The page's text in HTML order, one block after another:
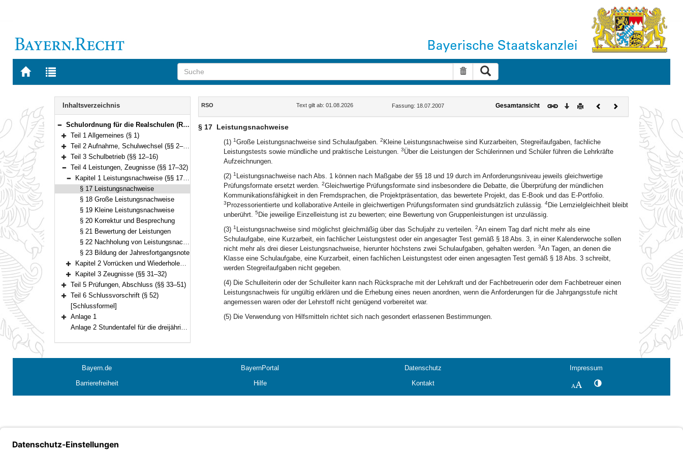
Zur
BAYERN.RECHT
Zur
letzten
Suche zurücksetzen
Navigation
Inhaltsverzeichnis
Bereich reduzieren
Schulordnung für die Realschulen (Realschulordnung – RSO) Vom 18. Juli 2007 (GVBl. S. 458, ber. S. 585) BayRS 2234-2-K (§§ 1–52)
Bereich erweitern
Teil 1 Allgemeines (§ 1)
Bereich erweitern
Teil 2 Aufnahme, Schulwechsel (§§ 2–11)
Bereich erweitern
Teil 3 Schulbetrieb (§§ 12–16)
Bereich reduzieren
Teil 4 Leistungen, Zeugnisse (§§ 17–32)
Bereich reduzieren
Kapitel 1 Leistungsnachweise (§§ 17–23)
§ 17 Leistungsnachweise
§ 18 Große Leistungsnachweise
§ 19 Kleine Leistungsnachweise
§ 20 Korrektur und Besprechung
§ 21 Bewertung der Leistungen
§ 22 Nachholung von Leistungsnachweisen
§ 23 Bildung der Jahresfortgangsnote
Bereich erweitern
Kapitel 2 Vorrücken und Wiederholen (§§ 24–30)
Bereich erweitern
Kapitel 3 Zeugnisse (§§ 31–32)
Bereich erweitern
Teil 5 Prüfungen, Abschluss (§§ 33–51)
Bereich erweitern
Teil 6 Schlussvorschrift (§ 52)
[Schlussformel]
Bereich erweitern
Anlage 1
Anlage 2 Stundentafel für die dreijährige Abendrealschule
Inhalt
RSO Text gilt ab: 01.08.2026 Fassung: 18.07.2007 Gesamtansicht Download
DruckenVorherigesNächstes
Dokument
§ 17 Leistungsnachweise
(1) 1Große Leistungsnachweise sind Schulaufgaben. 2 Kleine Leistungsnachweise sind Kurzarbeiten, Stegreifaufgaben, fachliche
Leistungstests sowie mündliche und praktische Leistungen. 3Über die Leistungen der Schülerinnen und Schüler führen die Lehrkräfte
Aufzeichnungen.
(2) 1 Leistungsnachweise nach Abs. 1 können nach Maßgabe der §§ 18 und 19 durch im Anforderungsniveau jeweils gleichwertige
Prüfungsformate ersetzt werden. 2Gleichwertige Prüfungsformate sind insbesondere die Debatte, die Überprüfung der mündlichen
Kommunikationsfähigkeit in den Fremdsprachen, die Projektpräsentation, das bewertete Projekt, das E-Book und das E-Portfolio.
3 Prozessorientierte und kollaborative Anteile in gleichwertigen Prüfungsformaten sind grundsätzlich zulässig. 4Die Lernzielgleichheit bleibt
unberührt. 5 Die jeweilige Einzelleistung ist zu bewerten; eine Bewertung von Gruppenleistungen ist unzulässig.
(3) 1 Leistungsnachweise sind möglichst gleichmäßig über das Schuljahr zu verteilen. 2An einem Tag darf nicht mehr als eine
Schulaufgabe, eine Kurzarbeit, ein fachlicher Leistungstest oder ein angesagter Test gemäß § 18 Abs. 3, in einer Kalenderwoche sollen
nicht mehr als drei dieser Leistungsnachweise, hierunter höchstens zwei Schulaufgaben, gehalten werden. 3An Tagen, an denen die
Klasse eine Schulaufgabe, eine Kurzarbeit, einen fachlichen Leistungstest oder einen angesagten Test gemäß § 18 Abs. 3 schreibt,
werden Stegreifaufgaben nicht gegeben.
(4) Die Schulleiterin oder der Schulleiter kann nach Rücksprache mit der Lehrkraft und der Fachbetreuerin oder dem Fachbetreuer einen
Leistungsnachweis für ungültig erklären und die Erhebung eines neuen anordnen, wenn die Anforderungen für die Jahrgangsstufe nicht
angemessen waren oder der Lehrstoff nicht genügend vorbereitet war.
(5) Die Verwendung von Hilfsmitteln richtet sich nach gesondert erlassenen Bestimmungen.
Bayern.de BayernPortal Datenschutz
Impressum
Barrierefreiheit
Hilfe Kontakt SchriftgrößeKontrastwechsel